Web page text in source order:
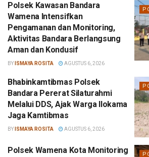
Polsek Kawasan Bandara
Wamena Intensifkan
Pengamanan dan Monitoring,
Aktivitas Bandara Berlangsung
Aman dan Kondusif
BY ISMAYA ROSITA AGUSTUS 6, 2026
Bhabinkamtibmas Polsek
Bandara Pererat Silaturahmi
Melalui DDS, Ajak Warga Ilokama
Jaga Kamtibmas
BY ISMAYA ROSITA AGUSTUS 6, 2026
Polsek Wamena Kota Monitoring